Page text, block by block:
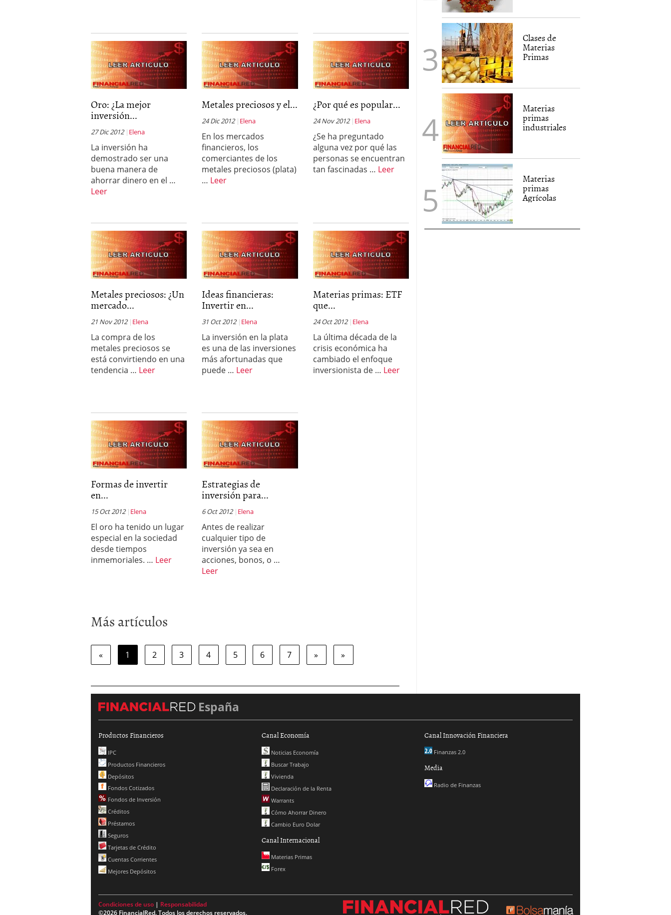
Oro: ¿La mejor
inversión...
27 Dic 2012 Elena
La inversión ha
demostrado ser una
buena manera de
ahorrar dinero en el …
Leer
Metales preciosos y el...
24 Dic 2012 Elena
En los mercados
financieros, los
comerciantes de los
metales preciosos (plata)
… Leer
¿Por qué es popular...
24 Nov 2012 Elena
¿Se ha preguntado
alguna vez por qué las
personas se encuentran
tan fascinadas … Leer
Metales preciosos: ¿Un
mercado...
21 Nov 2012 Elena
La compra de los
metales preciosos se
está convirtiendo en una
tendencia … Leer
Ideas financieras:
Invertir en...
31 Oct 2012 Elena
La inversión en la plata
es una de las inversiones
más afortunadas que
puede … Leer
Materias primas: ETF
que...
24 Oct 2012 Elena
La última década de la
crisis económica ha
cambiado el enfoque
inversionista de … Leer
Formas de invertir
en...
15 Oct 2012 Elena
El oro ha tenido un lugar
especial en la sociedad
desde tiempos
inmemoriales. … Leer
Estrategias de
inversión para...
6 Oct 2012 Elena
Antes de realizar
cualquier tipo de
inversión ya sea en
acciones, bonos, o …
Leer
Más artículos
« 1 2 3 4 5 6 7 » »
Clases de
Materias
Primas
Materias
primas
industriales
Materias
primas
Agrícolas
España
Productos Financieros
IPC
Productos Financieros
Depósitos
Fondos Cotizados
Fondos de Inversión
Créditos
Préstamos
Seguros
Tarjetas de Crédito
Cuentas Corrientes
Mejores Depósitos
Canal Economía
Noticias Economía
Buscar Trabajo
Vivienda
Declaración de la Renta
Warrants
Cómo Ahorrar Dinero
Cambio Euro Dolar
Canal Internacional
Materias Primas
Forex
Canal Innovación Financiera
Finanzas 2.0
Media
Radio de Finanzas
Condiciones de uso | Responsabilidad
©2026 FinancialRed. Todos los derechos reservados.